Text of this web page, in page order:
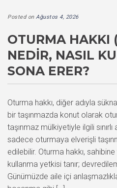
Posted on Ağustos 4, 2026
OTURMA HAKKI
NEDIR, NASIL
SONA ERER?
Oturma hakkı, diğer adıyla
bir taşınmazda konut olarak
taşınmaz mülkiyetiyle ilgili
sadece oturmaya elverişli
edilebilir. Oturma hakkı,
kullanma yetkisi tanır;
Günümüzde aile içi